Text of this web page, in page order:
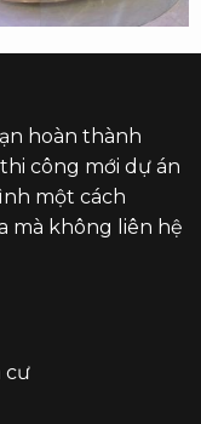
hoàn thành
công mới dự án
một cách
mà không liên hệ
cư